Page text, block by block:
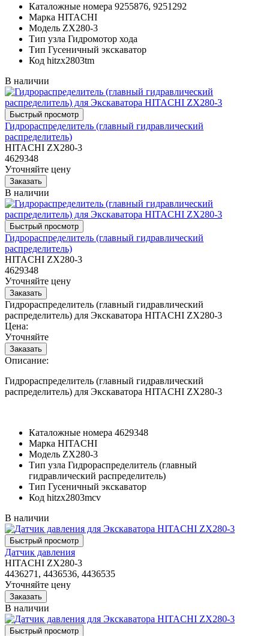
Каталожные номера 9255876, 9251292
Марка HITACHI
Модель ZX280-3
Тип узла Гидромотор хода
Тип Гусеничный экскаватор
Код hitzx2803tm
В наличии
Гидрораспределитель (главный гидравлический
распределитель)
HITACHI ZX280-3
4629348
Уточняйте цену
В наличии
Гидрораспределитель (главный гидравлический
распределитель)
HITACHI ZX280-3
4629348
Уточняйте цену
Гидрораспределитель (главный гидравлический
распределитель) для Экскаватора HITACHI ZX280-3
Цена:
Уточняйте
Описание:
Гидрораспределитель (главный гидравлический
распределитель) для Экскаватора HITACHI ZX280-3
Каталожные номера 4629348
Марка HITACHI
Модель ZX280-3
Тип узла Гидрораспределитель (главный
гидравлический распределитель)
Тип Гусеничный экскаватор
Код hitzx2803mcv
В наличии
Датчик давления
HITACHI ZX280-3
4436271, 4436536, 4436535
Уточняйте цену
В наличии